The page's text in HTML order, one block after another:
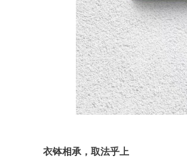
衣钵相承，取法乎上